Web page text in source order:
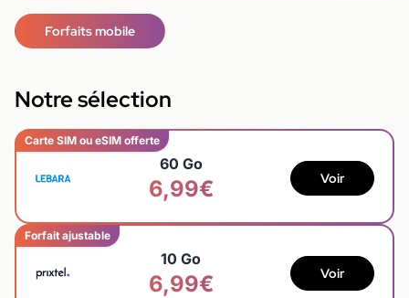
Forfaits mobile
Notre sélection
Carte SIM ou eSIM offerte
60 Go
6,99€ Voir
Forfait ajustable
10 Go
6,99€ Voir